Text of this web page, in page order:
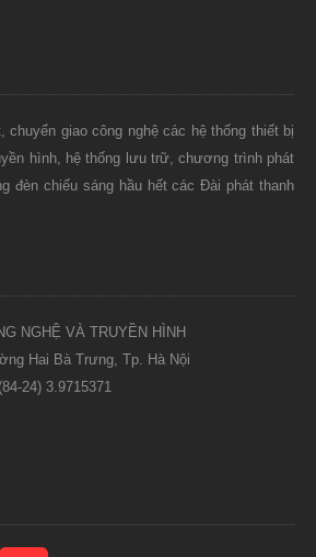
chuyển giao công nghệ các hệ thống thiết bị
hình, hệ thống lưu trữ, chương trình phát
đèn chiếu sáng hầu hết các Đài phát thanh
NGHỆ VÀ TRUYỀN HÌNH
Hai Bà Trưng, Tp. Hà Nội
(84-24) 3.9715371